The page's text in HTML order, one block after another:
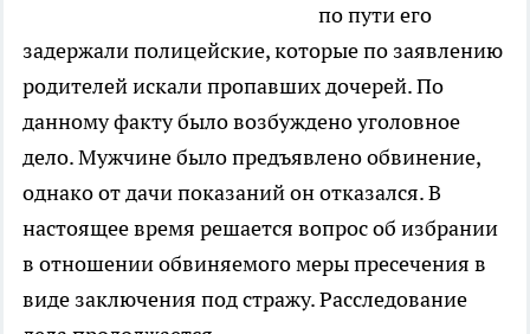
по пути его
задержали полицейские, которые по заявлению
родителей искали пропавших дочерей. По
данному факту было возбуждено уголовное
дело. Мужчине было предъявлено обвинение,
однако от дачи показаний он отказался. В
настоящее время решается вопрос об избрании
в отношении обвиняемого меры пресечения в
виде заключения под стражу. Расследование